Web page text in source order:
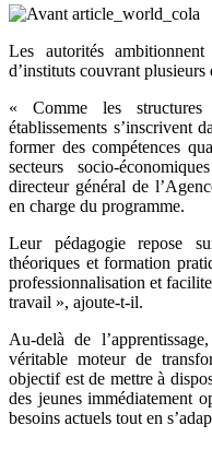
Les autorités
d’instituts couvrant plusieurs
« Comme les structures
établissements s’inscrivent
former des compétences
secteurs socio-
directeur général de
en charge du programme.
Leur pédagogie repose
théoriques et formation
professionnalisation et
travail », ajoute-t-il.
Au-delà de
véritable moteur de
objectif est de mettre à
des jeunes immédiatement
besoins actuels tout en